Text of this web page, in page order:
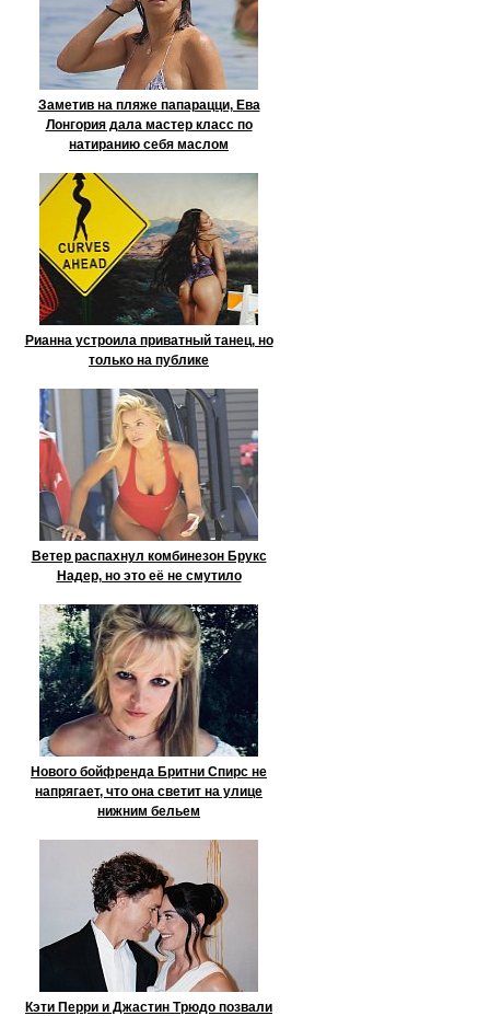
Заметив на пляже папарацци, Ева
Лонгория дала мастер класс по
натиранию себя маслом
Рианна устроила приватный танец, но
только на публике
Ветер распахнул комбинезон Брукс
Надер, но это её не смутило
Нового бойфренда Бритни Спирс не
напрягает, что она светит на улице
нижним бельем
Кэти Перри и Джастин Трюдо позвали